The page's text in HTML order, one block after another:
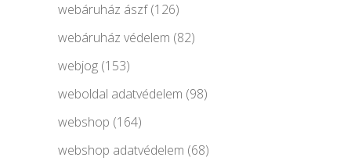
webáruház ászf(126)
webáruház védelem (82)
webjog (153)
weboldal adatvédelem (98)
webshop (164)
webshop adatvédelem (68)